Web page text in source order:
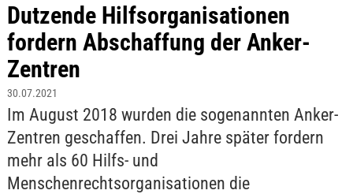
Dutzende Hilfsorganisationen
fordern Abschaffung der Anker-
Zentren
30.07.2021
Im August 2018 wurden die sogenannten Anker-
Zentren geschaffen. Drei Jahre später fordern
mehr als 60 Hilfs- und
Menschenrechtsorganisationen die